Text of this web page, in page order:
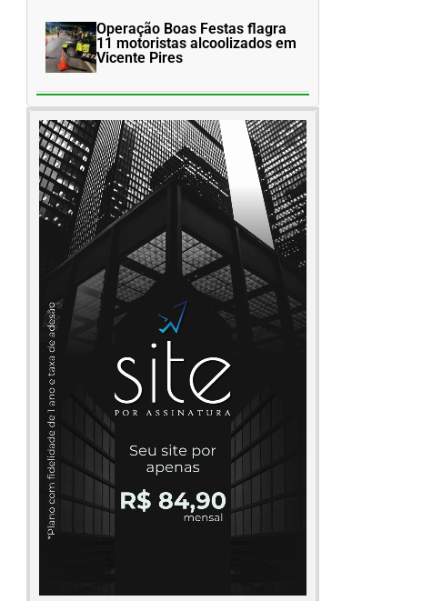
Operação Boas Festas flagra
11 motoristas alcoolizados em
Vicente Pires